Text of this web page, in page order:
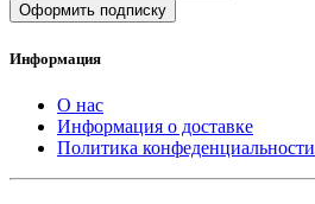
Оформить подписку
Информация
О нас
Информация о доставке
Политика конфеденциальности